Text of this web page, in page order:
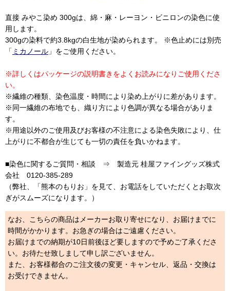
直接 みやこ染め 300gは、綿・麻・レーヨン・ビニロンの染色に使
用します。
300gの染料で約3.8kgの白生地が染められます。 ※色止めには別売
「 ミカノール 」をご使用ください。
※詳しくはパッケージの説明書きをよくお読みになりご使用くださ
い。
※繊維の種類、染色温度・時間により染め上がりに差があります。
※同一繊維の布地でも、織り方により色調が異なる場合がありま
す。
※用途以外のご使用及びお客様の不注意による染色失敗により、仕
上がりに不都合が生じても一切の責任を負いかねます。
■染色に関するご質問・相談 ⇒ 製造元 桂屋ファイングッズ株式
会社 0120-385-289
（弊社、「熊本のもりお」を見て、お電話をしていただくとお取次
ぎがスムーズになります。）
なお、こちらの商品はメーカーお取り寄せになり、お届けまでに
時間がかかります。お急ぎの場合はご遠慮ください。
お届けまでの納期が10日前後ほど要しますので予めご了承くださ
い。お待たせ致しまして申し訳ございません。
また、お客様都合のご注文後の変更・キャンセル、返品・交換は
お受けできません。